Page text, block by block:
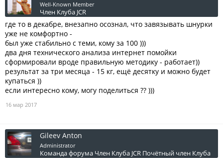
Well-Known Member
Член Клуба JCR
где то в декабре, внезапно осознал, что завязывать шнурки
уже не комфортно -
был уже стабильно с теми, кому за 100 )))
два дня технического анализа интернет помойки
сформировали вроде правильную методику - работает))
результат за три месяца - 15 кг, ещё десятку и можно будет
купаться ))
если интересно кому, могу поделиться ?? )))
16 мар 2017
Gileev Anton
Administrator
Команда форума Член Клуба JCR Почётный член Клуба